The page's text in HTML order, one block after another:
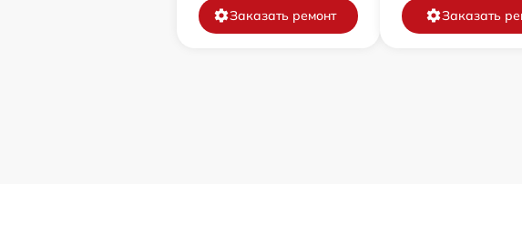
Заказать ремонт Заказать